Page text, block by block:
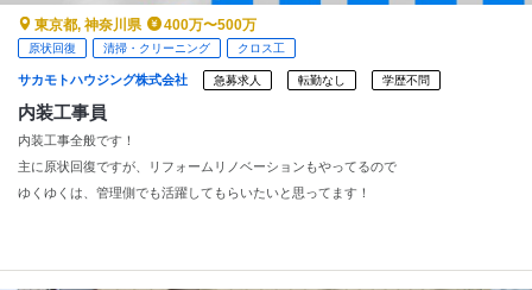
東京都, 神奈川県 400万〜500万
原状回復 清掃・クリーニング クロス工
サカモトハウジング株式会社 急募求人 転勤なし 学歴不問
内装工事員
内装工事全般です！
主に原状回復ですが、リフォームリノベーションもやってるので
ゆくゆくは、管理側でも活躍してもらいたいと思ってます！